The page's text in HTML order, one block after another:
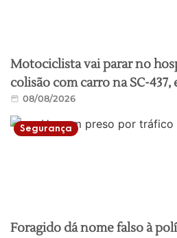
Motociclista vai parar no
colisão com carro na SC-
08/08/2026
Segurança
Foragido dá nome falso à